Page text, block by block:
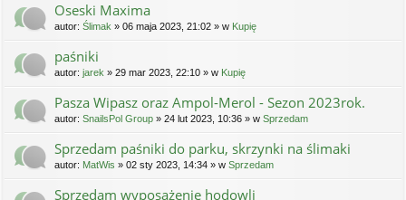
Oseski Maxima
autor: Ślimak » 06 maja 2023, 21:02 » w Kupię
paśniki
autor: jarek » 29 mar 2023, 22:10 » w Kupię
Pasza Wipasz oraz Ampol-Merol - Sezon 2023rok.
autor: SnailsPol Group » 24 lut 2023, 10:36 » w Sprzedam
Sprzedam paśniki do parku, skrzynki na ślimaki
autor: MatWis » 02 sty 2023, 14:34 » w Sprzedam
Sprzedam wyposażenie hodowli